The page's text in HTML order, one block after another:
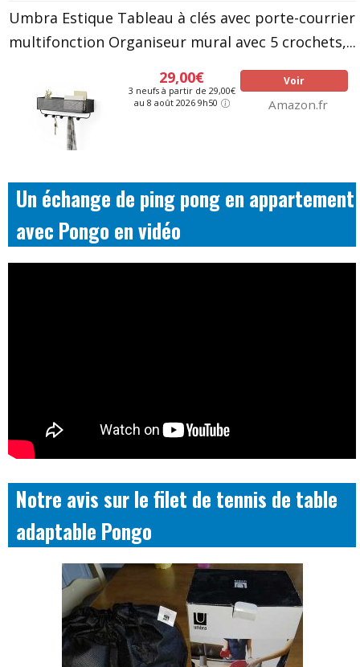
Umbra Estique Tableau à clés avec porte-courrier
multifonction Organiseur mural avec 5 crochets,...
29,00€
3 neufs à partir de 29,00€
au 8 août 2026 9h50
Voir
Amazon.fr
Un échange de ping pong en appartement
avec Pongo en vidéo
Notre avis sur le filet de tennis de table
adaptable Pongo